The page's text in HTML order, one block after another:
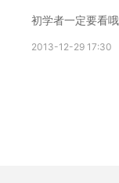
初学者一定要看
2013-12-29 17:30